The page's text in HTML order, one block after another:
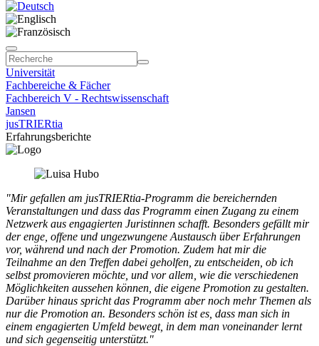
Universität
Fachbereiche & Fächer
Fachbereich V - Rechtswissenschaft
Jansen
jusTRIERtia
Erfahrungsberichte
"Mir gefallen am jusTRIERtia-Programm die bereichernden
Veranstaltungen und dass das Programm einen Zugang zu einem
Netzwerk aus engagierten Juristinnen schafft. Besonders gefällt mir
der enge, offene und ungezwungene Austausch über Erfahrungen
vor, während und nach der Promotion. Zudem hat mir die
Teilnahme an den Treffen dabei geholfen, zu entscheiden, ob ich
selbst promovieren möchte, und vor allem, wie die verschiedenen
Möglichkeiten aussehen können, die eigene Promotion zu gestalten.
Darüber hinaus spricht das Programm aber noch mehr Themen als
nur die Promotion an. Besonders schön ist es, dass man sich in
einem engagierten Umfeld bewegt, in dem man voneinander lernt
und sich gegenseitig unterstützt."